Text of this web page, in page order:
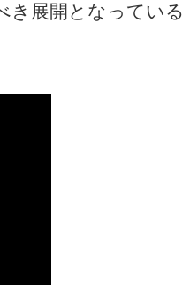
き展開となっている